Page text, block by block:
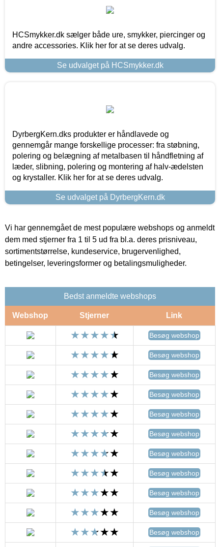
HCSmykker.dk sælger både ure, smykker, piercinger og
andre accessories. Klik her for at se deres udvalg.
Se udvalget på HCSmykker.dk
DyrbergKern.dks produkter er håndlavede og
gennemgår mange forskellige processer: fra støbning,
polering og belægning af metalbasen til håndfletning af
læder, slibning, polering og montering af halv-ædelsten
og krystaller. Klik her for at se deres udvalg.
Se udvalget på DyrbergKern.dk
Vi har gennemgået de mest populære webshops og anmeldt
dem med stjerner fra 1 til 5 ud fra bl.a. deres prisniveau,
sortimentstørrelse, kundeservice, brugervenlighed,
betingelser, leveringsformer og betalingsmuligheder.
Bedst anmeldte webshops
Webshop Stjerner Link
Besøg webshop
Besøg webshop
Besøg webshop
Besøg webshop
Besøg webshop
Besøg webshop
Besøg webshop
Besøg webshop
Besøg webshop
Besøg webshop
Besøg webshop